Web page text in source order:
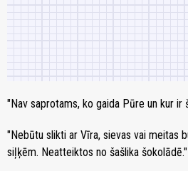
"Nav saprotams, ko gaida Pūre un kur ir
"Nebūtu slikti ar Vīra, sievas vai meitas
siļķēm. Neatteiktos no šašlika šokolādē."